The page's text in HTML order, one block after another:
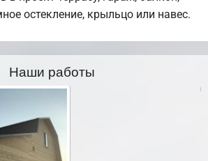
остекление, крыльцо или навес.
Наши работы